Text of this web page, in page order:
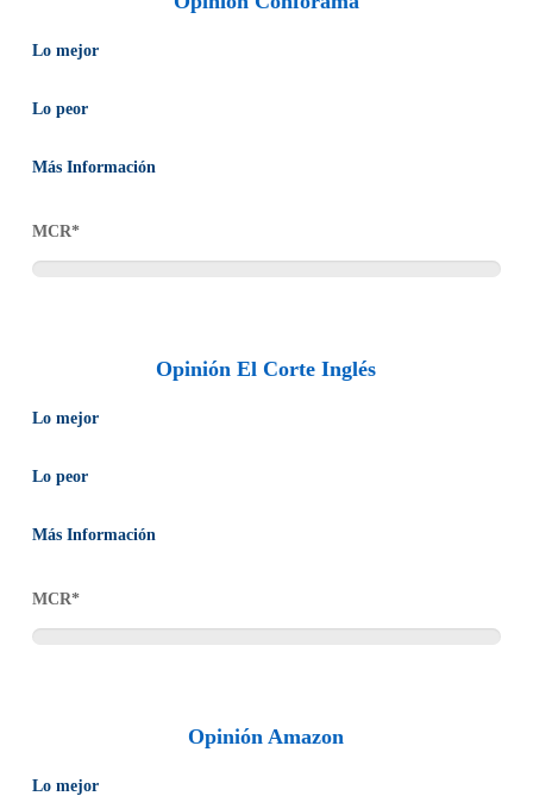
Lo mejor
Ofrece 5 años de garantía
Lo peor
El coste de sus productos es elevado
Más Información
valorarlo a domicilio, sin coste adicional para el cliente.
MCR*
Opinión El Corte Inglés
Lo mejor
En algunos casos ofrece una garantía de dos años
Lo peor
Las formas de pago que aceptan son limitadas
Más Información
MCR*
Opinión Amazon
Lo mejor